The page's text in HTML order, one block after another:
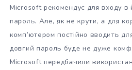
Microsoft рекомендує для входу в
пароль. Але, як не крути, а для
комп’ютером постійно вводить
довгий пароль буде не дуже
Microsoft передбачили